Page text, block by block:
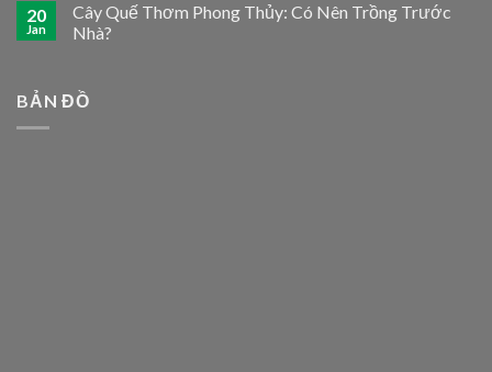
20
Jan
Cây Quế Thơm Phong Thủy: Có Nên Trồng Trước
Nhà?
BẢN ĐỒ